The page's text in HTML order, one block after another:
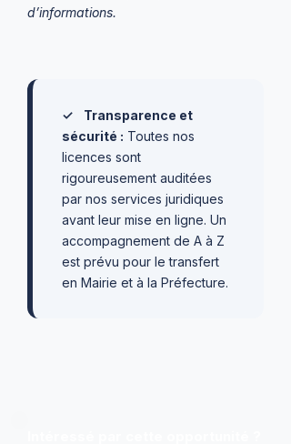
d’informations.
✓
Transparence et
sécurité : Toutes nos
licences sont
rigoureusement auditées
par nos services juridiques
avant leur mise en ligne. Un
accompagnement de A à Z
est prévu pour le transfert
en Mairie et à la Préfecture.